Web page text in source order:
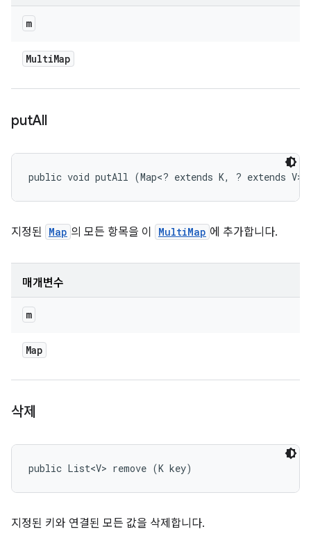
m
MultiMap
putAll
public void putAll (Map<? extends K, ? extends V>
지정된 Map 의 모든 항목을 이 MultiMap 에 추가합니다.
매개변수
m
Map
삭제
public List<V> remove (K key)
지정된 키와 연결된 모든 값을 삭제합니다.